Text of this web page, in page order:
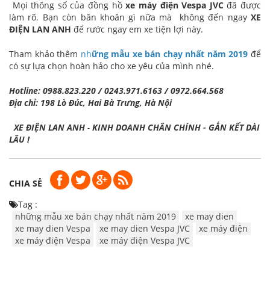
Mọi thông số của đồng hồxe máy điện Vespa JVCđã được
làm rõ. Bạn còn băn khoăn gì nữa mà không đến ngayXE
ĐIỆN LAN ANH để rước ngay em xe tiện lợi này.
Tham khảo thêm những mẫu xe bán chạy nhất năm 2019 để
có sự lựa chọn hoàn hảo cho xe yêu của mình nhé.
Hotline: 0988.823.220 / 0243.971.6163 / 0972.664.568
Địa chỉ: 198 Lò Đúc, Hai Bà Trưng, Hà Nội
XE ĐIỆN LAN ANH - KINH DOANH CHÂN CHÍNH - GẮN KẾT DÀI
LÂU !
CHIA SẺ
Tag :
những mẫu xe bán chạy nhất năm 2019
xe may dien
xe may dien Vespa
xe may dien Vespa JVC
xe máy điện
xe máy điện Vespa
xe máy điện Vespa JVC